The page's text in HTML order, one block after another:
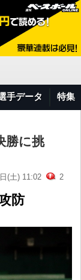
手データ 特集
勝に挑
(土) 11:02 2
防